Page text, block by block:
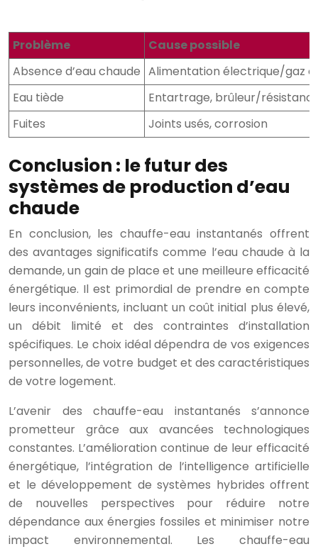
Problème
Cause possible
Absence d’eau chaude Alimentation électrique/gaz
Eau tiède
Entartrage, brûleur/
Fuites
Joints usés, corrosion
Conclusion : le futur des
systèmes de production d’eau
chaude
En conclusion, les chauffe-eau instantanés offrent
des avantages significatifs comme l’eau chaude à la
demande, un gain de place et une meilleure efficacité
énergétique. Il est primordial de prendre en compte
leurs inconvénients, incluant un coût initial plus élevé,
un débit limité et des contraintes d’installation
spécifiques. Le choix idéal dépendra de vos exigences
personnelles, de votre budget et des caractéristiques
de votre logement.
L’avenir des chauffe-eau instantanés s’annonce
prometteur grâce aux avancées technologiques
constantes. L’amélioration continue de leur efficacité
énergétique, l’intégration de l’intelligence artificielle
et le développement de systèmes hybrides offrent
de nouvelles perspectives pour réduire notre
dépendance aux énergies fossiles et minimiser notre
impact environnemental. Les chauffe-eau